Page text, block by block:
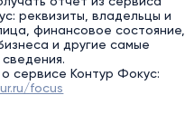
реквизиты, владельцы и
финансовое состояние,
и другие самые
сервисе Контур Фокус:
focus